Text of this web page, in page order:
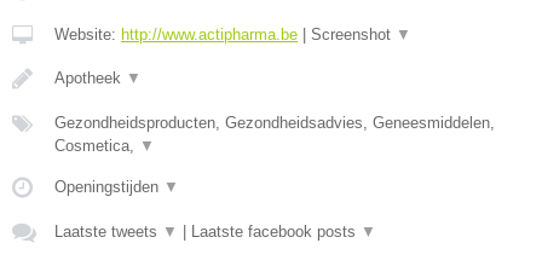
Website: http://www.actipharma.be Screenshot ▼
Apotheek ▼
Gezondheidsproducten, Gezondheidsadvies, Geneesmiddelen,
Cosmetica, ▼
Openingstijden ▼
Laatste tweets ▼ Laatste facebook posts ▼